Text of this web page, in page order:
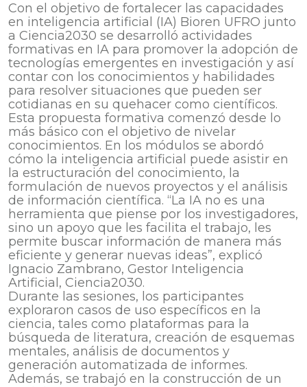
Con el objetivo de fortalecer las capacidades
en inteligencia artificial (IA) Bioren UFRO junto
a Ciencia2030 se desarrolló actividades
formativas en IA para promover la adopción de
tecnologías emergentes en investigación y así
contar con los conocimientos y habilidades
para resolver situaciones que pueden ser
cotidianas en su quehacer como científicos.
Esta propuesta formativa comenzó desde lo
más básico con el objetivo de nivelar
conocimientos. En los módulos se abordó
cómo la inteligencia artificial puede asistir en
la estructuración del conocimiento, la
formulación de nuevos proyectos y el análisis
de información científica. “La IA no es una
herramienta que piense por los investigadores,
sino un apoyo que les facilita el trabajo, les
permite buscar información de manera más
eficiente y generar nuevas ideas”, explicó
Ignacio Zambrano, Gestor Inteligencia
Artificial, Ciencia2030.
Durante las sesiones, los participantes
exploraron casos de uso específicos en la
ciencia, tales como plataformas para la
búsqueda de literatura, creación de esquemas
mentales, análisis de documentos y
generación automatizada de informes.
Además, se trabajó en la construcción de un